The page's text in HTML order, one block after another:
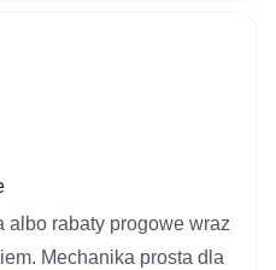
albo rabaty progowe wraz
Mechanika prosta dla